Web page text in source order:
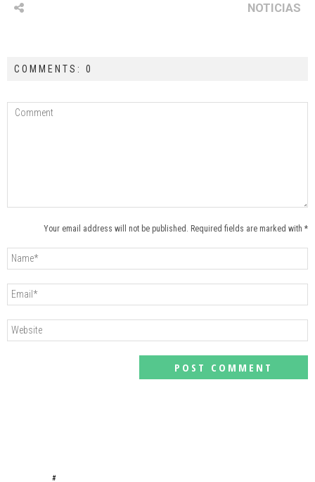
NOTICIAS
COMMENTS: 0
Your email address will not be published. Required fields are marked with *
#